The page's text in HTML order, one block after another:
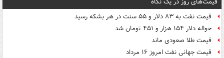
قیمت نفت به ۸۳ دلار و ۵۵ سنت در هر بشکه رسید
حواله دلار ۱۵۴ هزار و ۴۵۱ تومان شد
قیمت طلا صعودی ماند
قیمت جهانی نفت امروز ۱۶ مرداد